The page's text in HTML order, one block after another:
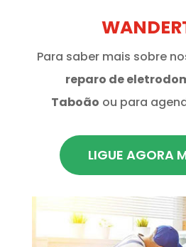
Para saber mais sobre
reparo de
Taboão ou para
LIGUE AGORA